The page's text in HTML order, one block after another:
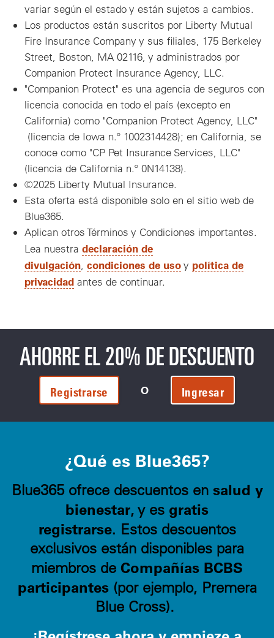
variar según el estado y están sujetos a cambios.
Los productos están suscritos por Liberty Mutual
Fire Insurance Company y sus filiales, 175 Berkeley
Street, Boston, MA 02116, y administrados por
Companion Protect Insurance Agency, LLC.
"Companion Protect" es una agencia de seguros con
licencia conocida en todo el país (excepto en
California) como "Companion Protect Agency, LLC"
(licencia de Iowa n.º 1002314428); en California, se
conoce como "CP Pet Insurance Services, LLC"
(licencia de California n.º 0N14138).
©2025 Liberty Mutual Insurance.
Esta oferta está disponible solo en el sitio web de
Blue365.
Aplican otros Términos y Condiciones importantes.
Lea nuestra declaración de
divulgación condiciones de usoy política de
privacidad antes de continuar.
AHORRE EL 20% DE DESCUENTO
Registrarse O Ingresar
¿Qué es Blue365?
Blue365 ofrece descuentos en salud y
bienestar, y es gratis
registrarse. Estos descuentos
exclusivos están disponibles para
miembros de Compañías BCBS
participantes(por ejemplo, Premera
Blue Cross).